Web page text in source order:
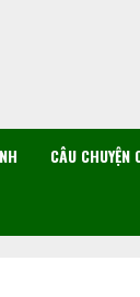
CÂU CHUYỆN